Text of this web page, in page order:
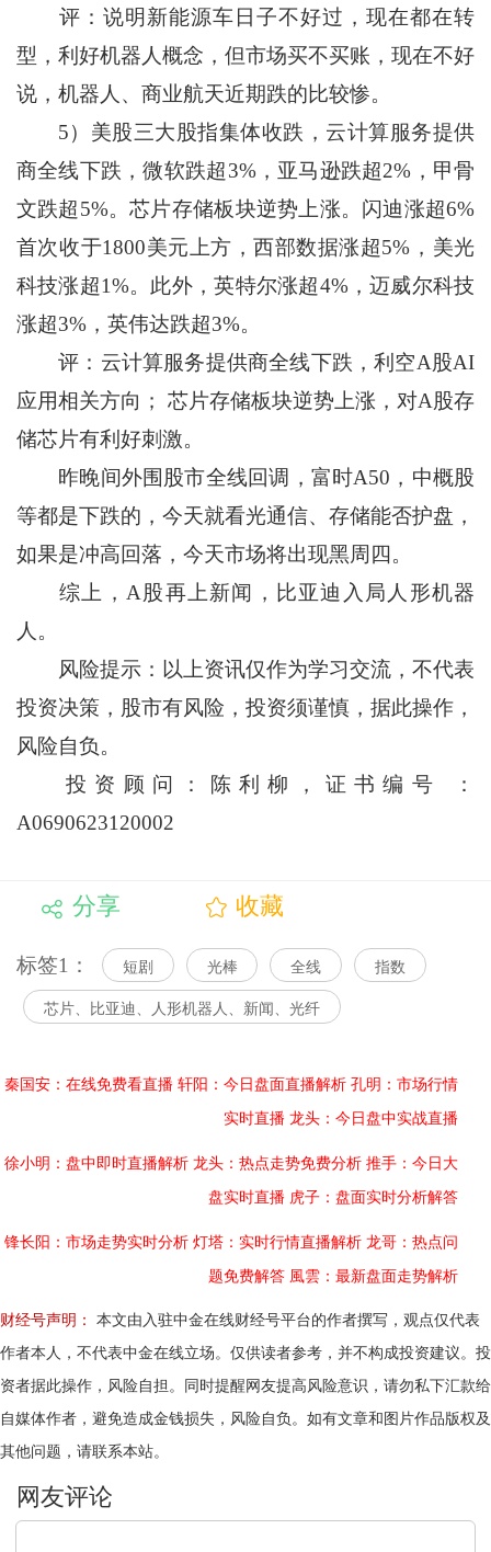
评：说明新能源车日子不好过，现在都在转
型，利好机器人概念，但市场买不买账，现在不好
说，机器人、商业航天近期跌的比较惨。
5）美股三大股指集体收跌，云计算服务提供
商全线下跌，微软跌超3%，亚马逊跌超2%，甲骨
文跌超5%。芯片存储板块逆势上涨。闪迪涨超6%
首次收于1800美元上方，西部数据涨超5%，美光
科技涨超1%。此外，英特尔涨超4%，迈威尔科技
涨超3%，英伟达跌超3%。
评：云计算服务提供商全线下跌，利空A股AI
应用相关方向； 芯片存储板块逆势上涨，对A股存
储芯片有利好刺激。
昨晚间外围股市全线回调，富时A50，中概股
等都是下跌的，今天就看光通信、存储能否护盘，
如果是冲高回落，今天市场将出现黑周四。
综上，A股再上新闻，比亚迪入局人形机器
人。
风险提示：以上资讯仅作为学习交流，不代表
投资决策，股市有风险，投资须谨慎，据此操作，
风险自负。
投资顾问：陈利柳，证书编号 ：
A0690623120002
分享 收藏
标签1： 短剧 光棒 全线 指数
芯片、比亚迪、人形机器人、新闻、光纤
秦国安：在线免费看直播 轩阳：今日盘面直播解析 孔明：市场行情
实时直播 龙头：今日盘中实战直播
徐小明：盘中即时直播解析 龙头：热点走势免费分析 推手：今日大
盘实时直播 虎子：盘面实时分析解答
锋长阳：市场走势实时分析 灯塔：实时行情直播解析 龙哥：热点问
题免费解答 風雲：最新盘面走势解析
财经号声明：
本文由入驻中金在线财经号平台的作者撰写，观点仅代表
作者本人，不代表中金在线立场。仅供读者参考，并不构成投资建议。投
资者据此操作，风险自担。同时提醒网友提高风险意识，请勿私下汇款给
自媒体作者，避免造成金钱损失，风险自负。如有文章和图片作品版权及
其他问题，请联系本站。